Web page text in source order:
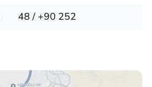
48 / +90 252